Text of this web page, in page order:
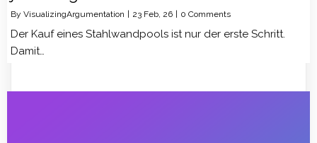
By VisualizingArgumentation 23 Feb, 26 0 Comments
Der Kauf eines Stahlwandpools ist nur der erste Schritt.
Damit…